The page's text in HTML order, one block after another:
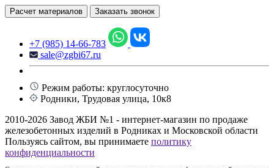
Расчет материалов Заказать звонок
+7 (985) 14-66-783
sale@zgbi67.ru
Режим работы: круглосуточно
Родники, Трудовая улица, 10к8
2010-2026 Завод ЖБИ №1 - интернет-магазин по продаже
железобетонных изделий в Родниках и Московской области
Пользуясь сайтом, вы принимаете политику
конфиденциальности